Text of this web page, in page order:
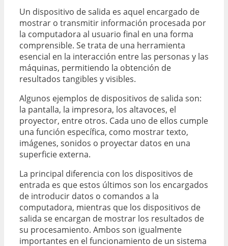
Un dispositivo de salida es aquel encargado de
mostrar o transmitir información procesada por
la computadora al usuario final en una forma
comprensible. Se trata de una herramienta
esencial en la interacción entre las personas y las
máquinas, permitiendo la obtención de
resultados tangibles y visibles.
Algunos ejemplos de dispositivos de salida son:
la pantalla, la impresora, los altavoces, el
proyector, entre otros. Cada uno de ellos cumple
una función específica, como mostrar texto,
imágenes, sonidos o proyectar datos en una
superficie externa.
La principal diferencia con los dispositivos de
entrada es que estos últimos son los encargados
de introducir datos o comandos a la
computadora, mientras que los dispositivos de
salida se encargan de mostrar los resultados de
su procesamiento. Ambos son igualmente
importantes en el funcionamiento de un sistema